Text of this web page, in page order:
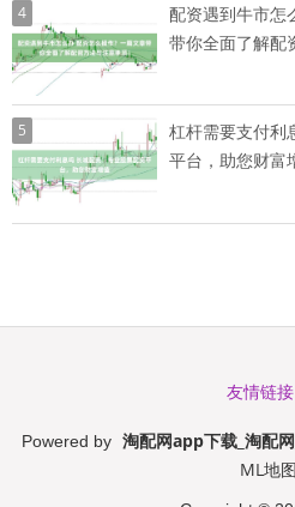
4
配资遇到牛市怎
带你全面了解配
5
杠杆需要支付利
平台，助您财富
友情链接
Powered by 淘配网app下载_淘配
ML地图